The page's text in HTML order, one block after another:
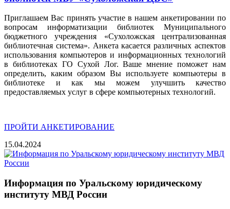
Приглашаем Вас принять участие в нашем анкетировании по
вопросам информатизации библиотек Муниципального
бюджетного учреждения «Сухоложская централизованная
библиотечная система». Анкета касается различных аспектов
использования компьютеров и информационных технологий
в библиотеках ГО Сухой Лог. Ваше мнение поможет нам
определить, каким образом Вы используете компьютеры в
библиотеке и как мы можем улучшить качество
предоставляемых услуг в сфере компьютерных технологий.
ПРОЙТИ АНКЕТИРОВАНИЕ
15.04.2024
Информация по Уральскому юридическому
институту МВД России